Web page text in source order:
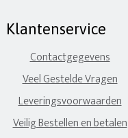
Klantenservice
Contactgegevens
Veel Gestelde Vragen
Leveringsvoorwaarden
Veilig Bestellen en betalen